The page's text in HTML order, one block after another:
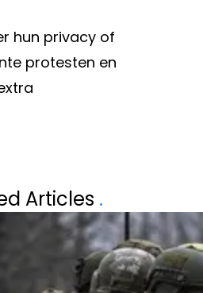
hun privacy of
protesten en
VERANDERT
Articles .